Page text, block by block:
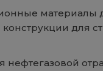
материалы
для
нефтегазовой